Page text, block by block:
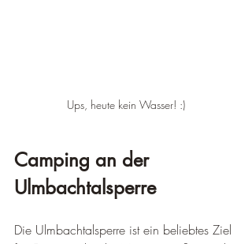
Ups, heute kein Wasser! :)
Camping an der
Ulmbachtalsperre
Die Ulmbachtalsperre ist ein beliebtes Ziel